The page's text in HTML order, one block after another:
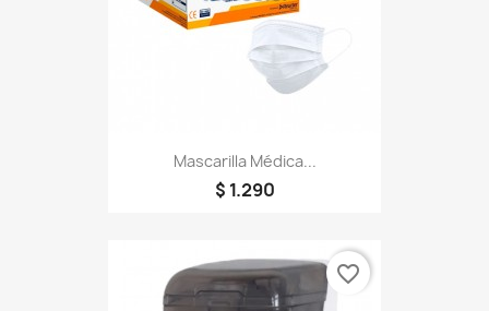
Mascarilla Médica...
$ 1.290
favorite_border